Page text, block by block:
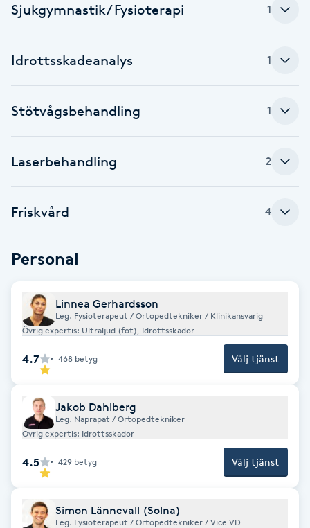
Color correction
Dermapen
Diamantslipning
Enzympeeling
Extensions
Extensions borttagning
Eyeliner-tatuering
Face framing
Faceliftmassage
Fet hårbotten
Sjukgymnastik/ Fysioterapi 1
Idrottsskadeanalys 1
Stötvågsbehandling 1
Laserbehandling 2
Friskvård 4
Personal
Linnea Gerhardsson
Leg. Fysioterapeut / Ortopedtekniker / Klinikansvarig
Övrig expertis: Ultraljud (fot), Idrottsskador
4.7 468 betyg Välj tjänst
Jakob Dahlberg
Leg. Naprapat / Ortopedtekniker
Övrig expertis: Idrottsskador
4.5 429 betyg Välj tjänst
Simon Lännevall (Solna)
Leg. Fysioterapeut / Ortopedtekniker / Vice VD